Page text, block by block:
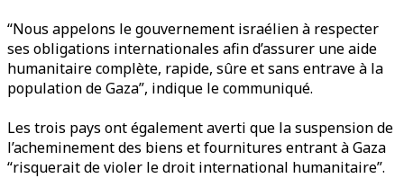
“Nous appelons le gouvernement israélien à respecter
ses obligations internationales afin d’assurer une aide
humanitaire complète, rapide, sûre et sans entrave à la
population de Gaza”, indique le communiqué.
Les trois pays ont également averti que la suspension de
l’acheminement des biens et fournitures entrant à Gaza
“risquerait de violer le droit international humanitaire”.